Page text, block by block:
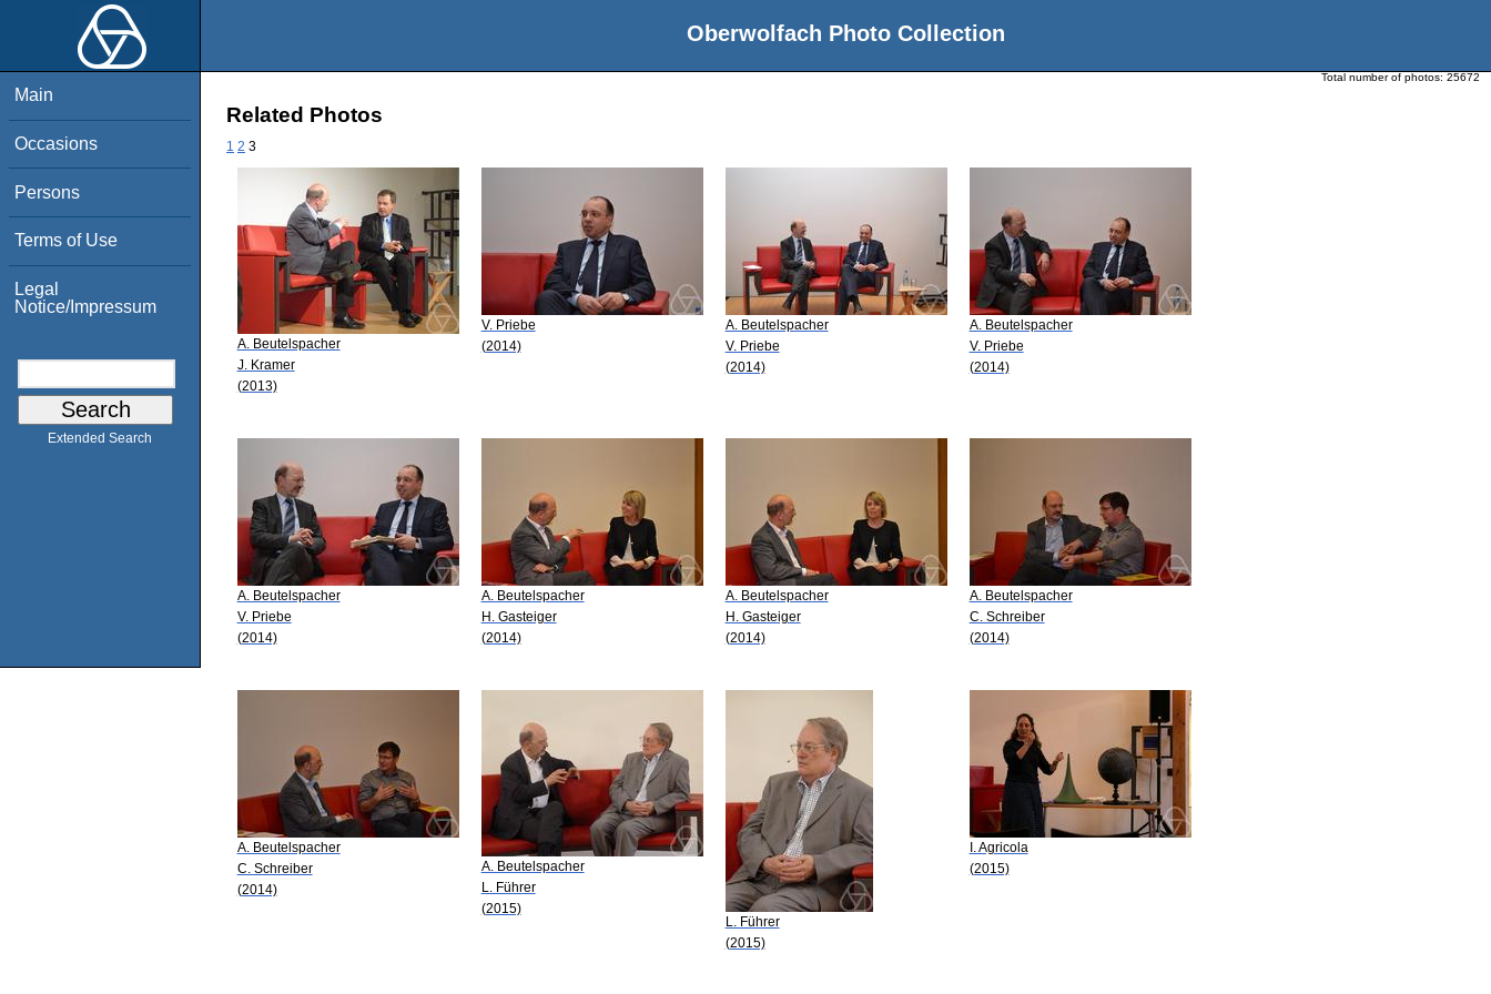
Oberwolfach Photo Collection
Main
Occasions
Persons
Terms of Use
Legal
Notice/Impressum
Extended Search
Total number of photos: 25672
Related Photos
1 2 3
A. Beutelspacher
J. Kramer
(2013)
V. Priebe
(2014)
A. Beutelspacher
V. Priebe
(2014)
A. Beutelspacher
V. Priebe
(2014)
A. Beutelspacher
V. Priebe
(2014)
A. Beutelspacher
H. Gasteiger
(2014)
A. Beutelspacher
H. Gasteiger
(2014)
A. Beutelspacher
C. Schreiber
(2014)
A. Beutelspacher
C. Schreiber
(2014)
A. Beutelspacher
L. Führer
(2015)
L. Führer
(2015)
I. Agricola
(2015)